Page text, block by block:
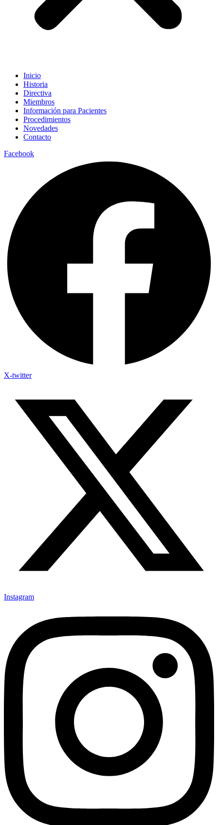
Inicio
Historia
Directiva
Miembros
Información para Pacientes
Procedimientos
Novedades
Contacto
Facebook
X-twitter
Instagram